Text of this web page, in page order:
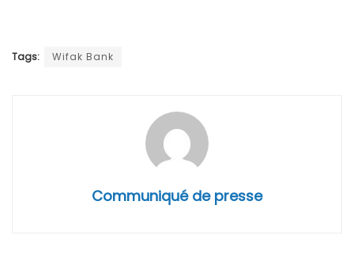
Tags: Wifak Bank
Communiqué de presse